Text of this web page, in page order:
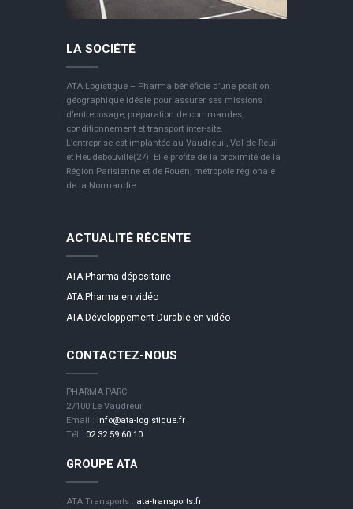
LA SOCIÉTÉ
ATA Logistique – Pharma bénéficie d’une position
géographique idéale pour assurer ses missions
d’entreposage, préparation de commandes,
conditionnement et transport inter-site.
L’entreprise est implantée au Vaudreuil, Val-de-Reuil
et Heudebouville(27). Elle profite de la proximité de la
Région Parisienne et de Rouen, métropole régionale
de la Normandie.
ACTUALITÉ RÉCENTE
ATA Pharma dépositaire
ATA Pharma en vidéo
ATA Développement Durable en vidéo
CONTACTEZ-NOUS
PHARMA PARC
27100 Le Vaudreuil
Email : info@ata-logistique.fr
Tél : 02 32 59 60 10
GROUPE ATA
ATA Transports : ata-transports.fr